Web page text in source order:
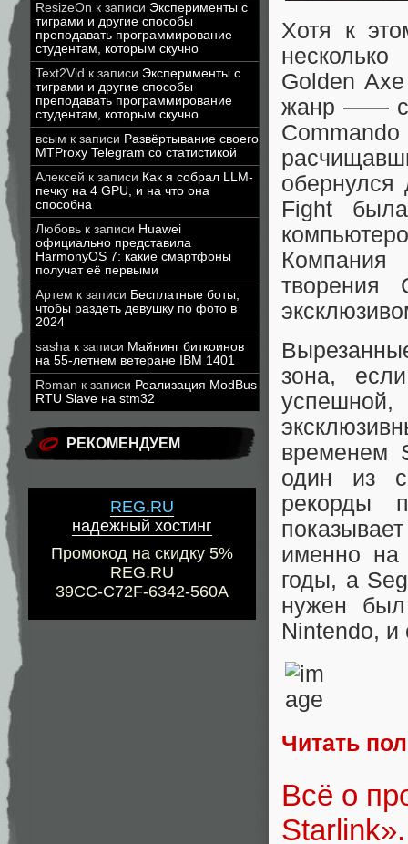
ResizeOn к записи Эксперименты с
тиграми и другие способы
преподавать программирование
студентам, которым скучно
Text2Vid к записи Эксперименты с
тиграми и другие способы
преподавать программирование
студентам, которым скучно
всым к записи Развёртывание своего
MTProxy Telegram со статистикой
Алексей к записи Как я собрал LLM-
печку на 4 GPU, и на что она
способна
Любовь к записи Huawei
официально представила
HarmonyOS 7: какие смартфоны
получат её первыми
Артем к записи Бесплатные боты,
чтобы раздеть девушку по фото в
2024
sasha к записи Майнинг биткоинов
на 55-летнем ветеране IBM 1401
Roman к записи Реализация ModBus
RTU Slave на stm32
РЕКОМЕНДУЕМ
REG.RU
надежный хостинг
Промокод на скидку 5%
REG.RU
39CC-C72F-6342-560A
Хотя к
Golden
жанр ——
Fight
Компания
творения
зона,
временем
один из
рекорды
именно на
годы, а
нужен был
Nintendo, и
Читать
Всё о